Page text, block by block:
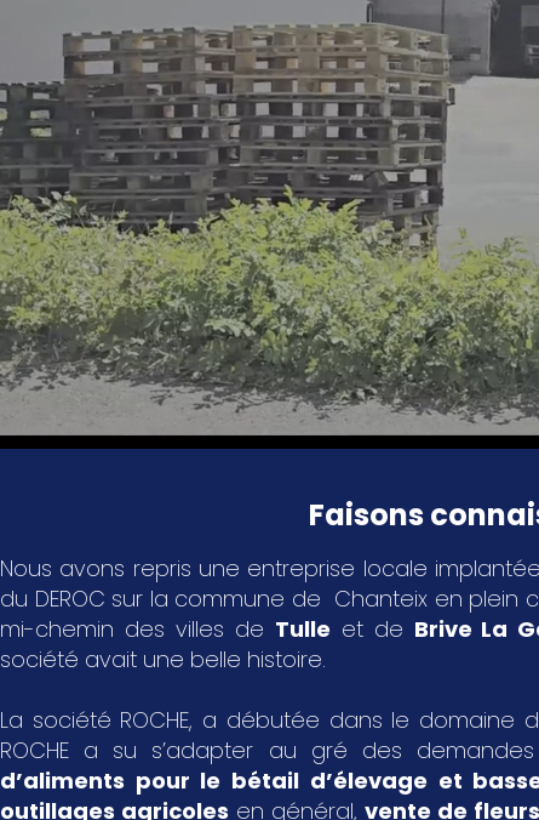
Faisons
Nous avons repris une entreprise locale
du DEROC sur la commune de Chanteix en plein
mi-chemin des villes de Tulle et de Brive La
société avait une belle histoire.
La société ROCHE, a débutée dans le
ROCHE a su s’adapter au gré des
d’aliments pour le bétail d’élevage et
outillages agricoles en général, vente de